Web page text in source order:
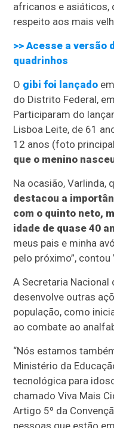
africanos e asiáticos,
respeito aos mais
>> Acesse a versão
quadrinhos
O gibi foi lançado
do Distrito Federal,
Participaram do
Lisboa Leite, de 61
12 anos (foto
que o menino
Na ocasião, Varlinda,
destacou a
com o quinto neto,
idade de quase 40
meus pais e minha
pelo próximo”, contou
A Secretaria
desenvolve outras
população, como
ao combate ao
“Nós estamos
Ministério da
tecnológica para
chamado Viva Mais
Artigo 5º da